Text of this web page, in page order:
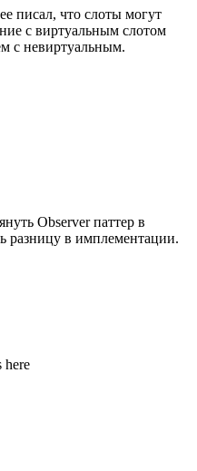
писал, что слоты могут
с виртуальным слотом
с невиртуальным.
Observer паттер в
разницу в имплементации.
here